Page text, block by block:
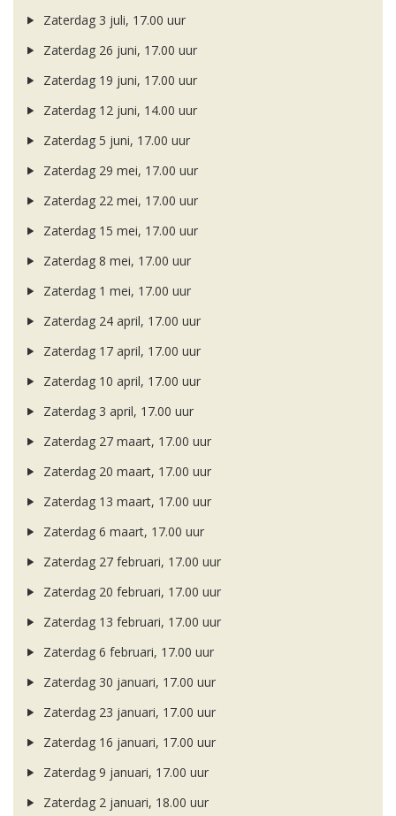
Zaterdag 3 juli, 17.00 uur
Zaterdag 26 juni, 17.00 uur
Zaterdag 19 juni, 17.00 uur
Zaterdag 12 juni, 14.00 uur
Zaterdag 5 juni, 17.00 uur
Zaterdag 29 mei, 17.00 uur
Zaterdag 22 mei, 17.00 uur
Zaterdag 15 mei, 17.00 uur
Zaterdag 8 mei, 17.00 uur
Zaterdag 1 mei, 17.00 uur
Zaterdag 24 april, 17.00 uur
Zaterdag 17 april, 17.00 uur
Zaterdag 10 april, 17.00 uur
Zaterdag 3 april, 17.00 uur
Zaterdag 27 maart, 17.00 uur
Zaterdag 20 maart, 17.00 uur
Zaterdag 13 maart, 17.00 uur
Zaterdag 6 maart, 17.00 uur
Zaterdag 27 februari, 17.00 uur
Zaterdag 20 februari, 17.00 uur
Zaterdag 13 februari, 17.00 uur
Zaterdag 6 februari, 17.00 uur
Zaterdag 30 januari, 17.00 uur
Zaterdag 23 januari, 17.00 uur
Zaterdag 16 januari, 17.00 uur
Zaterdag 9 januari, 17.00 uur
Zaterdag 2 januari, 18.00 uur